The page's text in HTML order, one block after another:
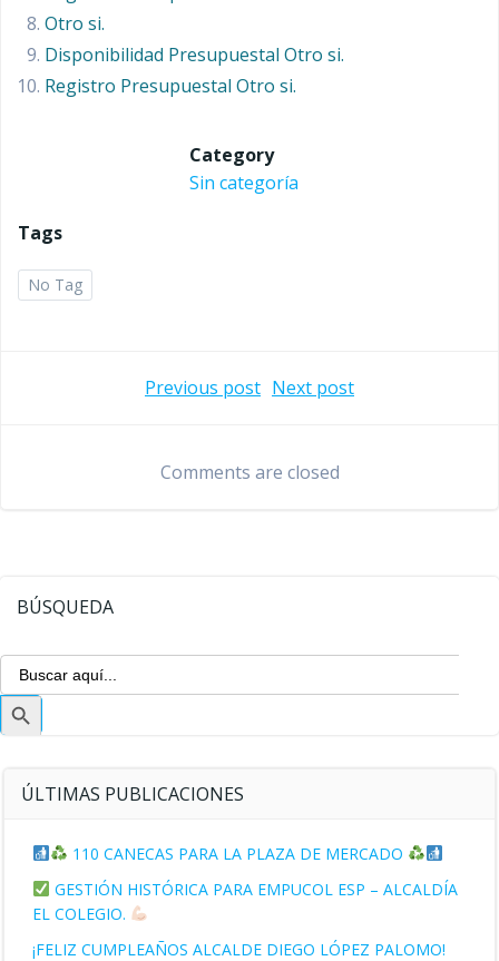
Otro si.
Disponibilidad Presupuestal Otro si.
Registro Presupuestal Otro si.
Category
Sin categoría
Tags
No Tag
Navegación
de
Previous post
de
Next post
Comments are closed
BÚSQUEDA
Buscar:
Botón
de
búsqueda
ÚLTIMAS PUBLICACIONES
110 CANECAS PARA LA PLAZA DE MERCADO
GESTIÓN HISTÓRICA PARA EMPUCOL ESP – ALCALDÍA
EL COLEGIO.
¡FELIZ CUMPLEAÑOS ALCALDE DIEGO LÓPEZ PALOMO!